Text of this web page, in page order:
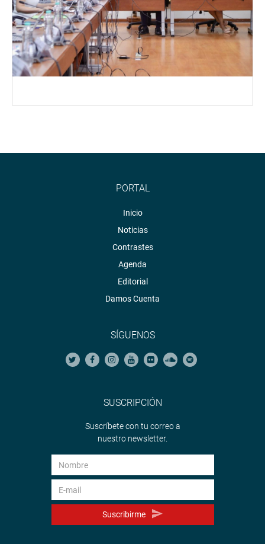
PORTAL
Inicio
Noticias
Contrastes
Agenda
Editorial
Damos Cuenta
SÍGUENOS
SUSCRIPCIÓN
Suscríbete con tu correo a
nuestro newsletter.
Suscribirme